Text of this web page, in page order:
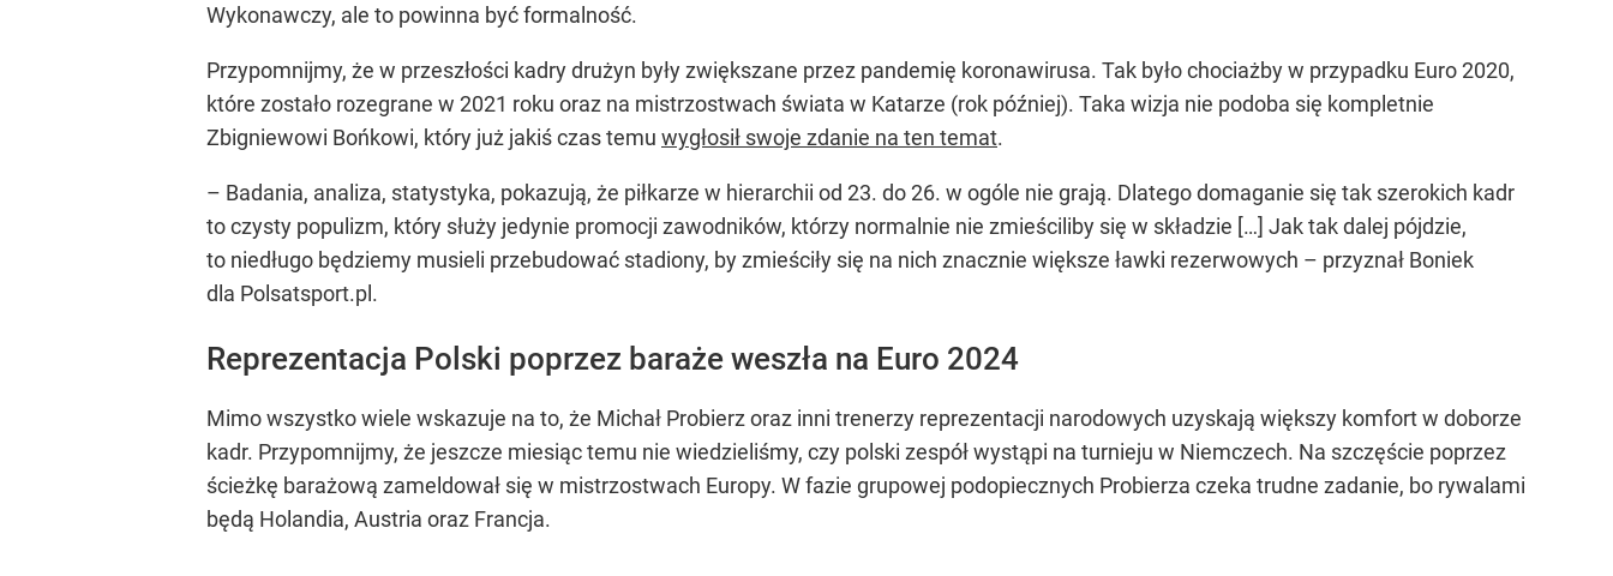
Wykonawczy, ale to powinna być formalność.
Przypomnijmy, że w przeszłości kadry drużyn były zwiększane przez pandemię koronawirusa. Tak było chociażby w przypadku Euro 2020,
które zostało rozegrane w 2021 roku oraz na mistrzostwach świata w Katarze (rok później). Taka wizja nie podoba się kompletnie
Zbigniewowi Bońkowi, który już jakiś czas temu wygłosił swoje zdanie na ten temat.
– Badania, analiza, statystyka, pokazują, że piłkarze w hierarchii od 23. do 26. w ogóle nie grają. Dlatego domaganie się tak szerokich kadr
to czysty populizm, który służy jedynie promocji zawodników, którzy normalnie nie zmieściliby się w składzie […] Jak tak dalej pójdzie,
to niedługo będziemy musieli przebudować stadiony, by zmieściły się na nich znacznie większe ławki rezerwowych – przyznał Boniek
dla Polsatsport.pl.
Reprezentacja Polski poprzez baraże weszła na Euro 2024
Mimo wszystko wiele wskazuje na to, że Michał Probierz oraz inni trenerzy reprezentacji narodowych uzyskają większy komfort w doborze
kadr. Przypomnijmy, że jeszcze miesiąc temu nie wiedzieliśmy, czy polski zespół wystąpi na turnieju w Niemczech. Na szczęście poprzez
ścieżkę barażową zameldował się w mistrzostwach Europy. W fazie grupowej podopiecznych Probierza czeka trudne zadanie, bo rywalami
będą Holandia, Austria oraz Francja.